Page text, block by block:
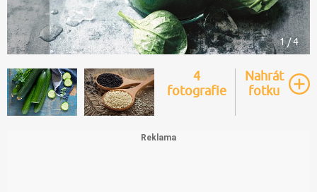
1 / 4
4
fotografie
Nahrát
fotku